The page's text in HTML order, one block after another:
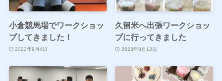
小倉競馬場でワークショッ
プしてきました！
2023年9月4日
久留米へ出張ワークショッ
プに行ってきました
2023年8月12日